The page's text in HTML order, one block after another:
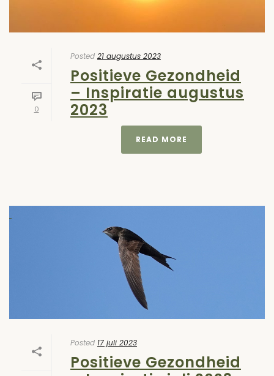
0
Posted 21 augustus 2023
Positieve Gezondheid
– Inspiratie augustus
2023
READ MORE
Posted 17 juli 2023
Positieve Gezondheid